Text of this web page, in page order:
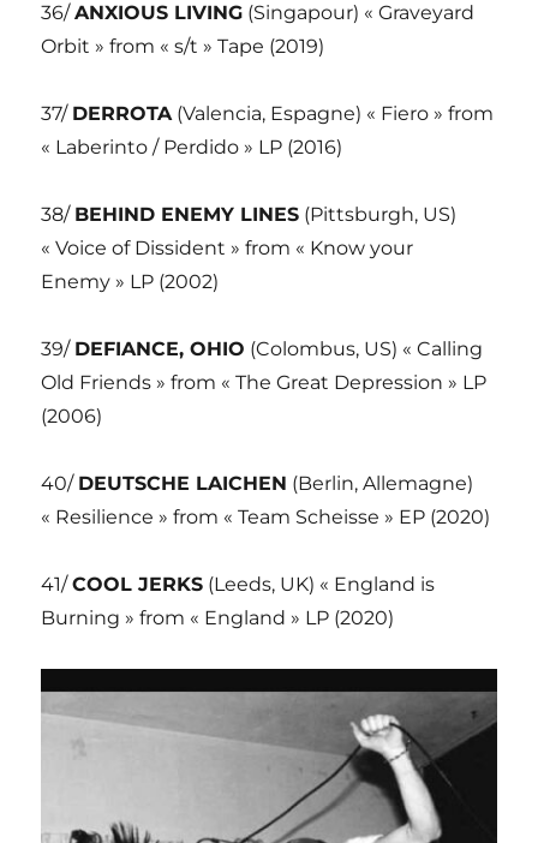
36/ANXIOUS LIVING (Singapour) « Graveyard
Orbit » from « s/t » Tape (2019)
37/ DERROTA(Valencia, Espagne) « Fiero » from
« Laberinto / Perdido » LP (2016)
38/ BEHIND ENEMY LINES (Pittsburgh, US)
« Voice of Dissident » from « Know your
Enemy » LP (2002)
39/ DEFIANCE, OHIO (Colombus, US) « Calling
Old Friends » from « The Great Depression » LP
(2006)
40/ DEUTSCHE LAICHEN (Berlin, Allemagne)
« Resilience » from « Team Scheisse » EP (2020)
41/COOL JERKS (Leeds, UK) « England is
Burning » from « England » LP (2020)